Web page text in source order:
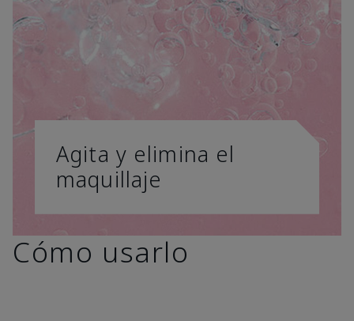
Agita y elimina el
maquillaje
Cómo usarlo